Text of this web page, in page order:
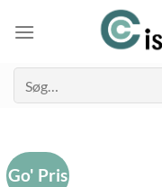
efter:
Go' Pris